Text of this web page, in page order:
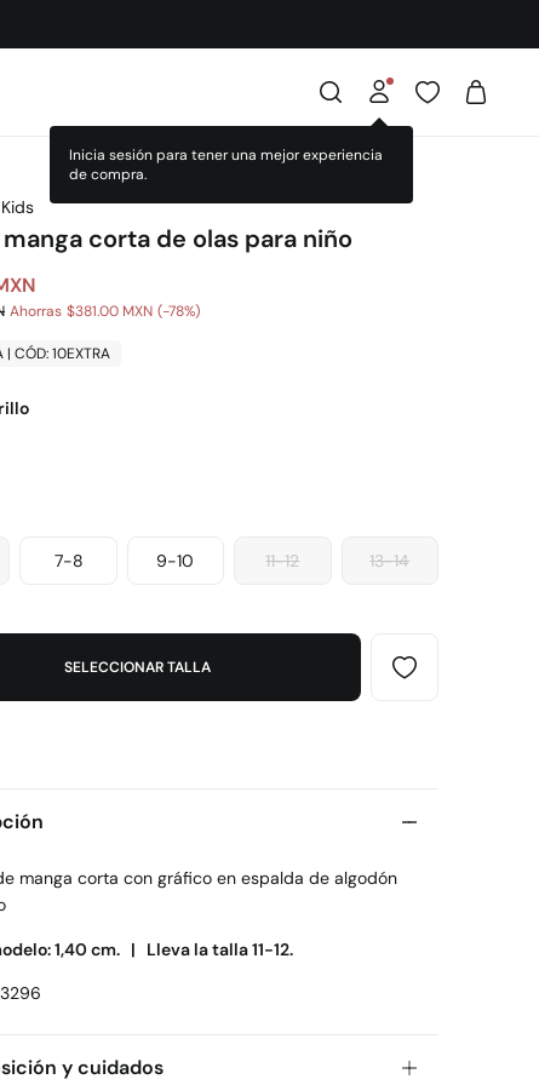
corta de olas para niño
Ahorras $381.00 MXN 78
| CÓD: 10EXTRA
7-8 9-10 11-12 13-14
SELECCIONAR TALLA
manga corta con gráfico en espalda de algodón
1,40 cm. | Lleva la talla 11-12.
y cuidados